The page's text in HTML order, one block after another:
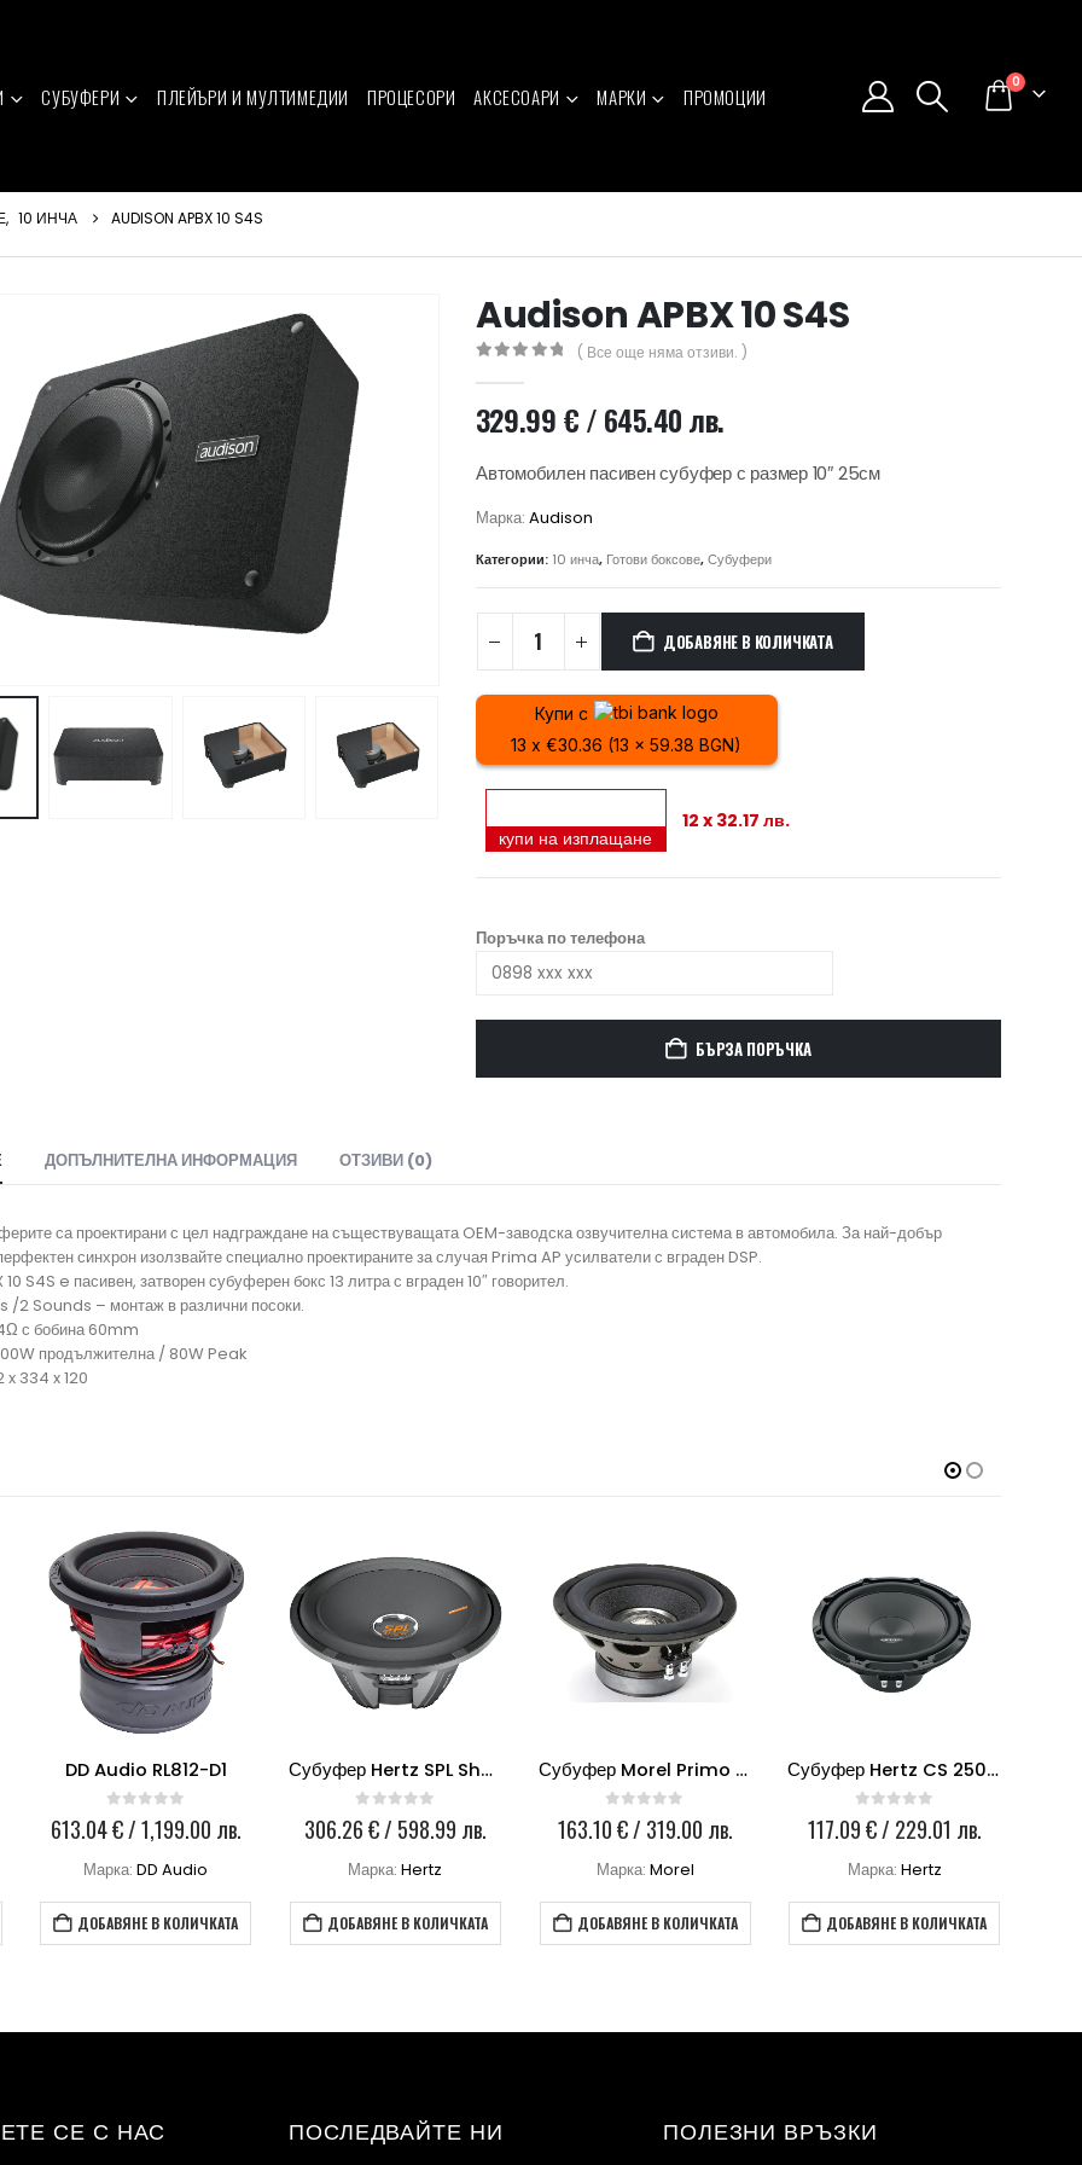
СУБУФЕРИ ПЛЕЙЪРИ И МУЛТИМЕДИИ ПРОЦЕСОРИ АКСЕСОАРИ МАРКИ ПРОМОЦИИ
0
, 10 ИНЧА AUDISON APBX 10 S4S
Audison APBX 10 S4S
( Все още няма отзиви. )
329.99€/ 645.40 лв.
Автомобилен пасивен субуфер с размер 10″ 25см
Марка: Audison
Категории: 10 инча, Готови боксове,Субуфери
ДОБАВЯНЕ В КОЛИЧКАТА
Купи с
13 x €30.36 (13 x 59.38 BGN)
купи на изплащане
12 x 32.17 лв.
Поръчка по телефона
БЪРЗА ПОРЪЧКА
ДОПЪЛНИТЕЛНА ИНФОРМАЦИЯ ОТЗИВИ (0)
са проектирани с цел надграждане на съществуващата OEM-заводска озвучителна система в автомобила. За най-добър
синхрон изолзвайте специално проектираните за случая Prima AP усилватели с вграден DSP.
S4S e пасивен, затворен субуферен бокс 13 литра с вграден 10″ говорител.
/2 Sounds – монтаж в различни посоки.
с бобина 60mm
продължителна / 80W Peak
x 334 x 120
DD Audio RL812-D1
out of 5
613.04€/ 1,199.00 лв.
Марка:DD Audio
ДОБАВЯНЕ В КОЛИЧКАТА
Субуфер Hertz SPL Show SX380D
0 out of 5
306.26€/ 598.99 лв.
Марка:Hertz
ДОБАВЯНЕ В КОЛИЧКАТА
Субуфер Morel Primo 104
0 out of 5
163.10€/ 319.00 лв.
Марка: Morel
ДОБАВЯНЕ В КОЛИЧКАТА
Субуфер Hertz CS 250S4
0 out of 5
117.09€/ 229.01 лв.
Марка: Hertz
ДОБАВЯНЕ В КОЛИЧКАТА
СЕ С НАС ПОСЛЕДВАЙТЕ НИ ПОЛЕЗНИ ВРЪЗКИ